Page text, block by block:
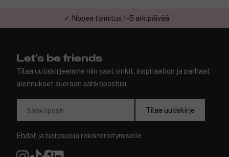
Let's be friends
Tilaa uutiskirjeemme niin saat vinkit, inspiraation ja parhaat
alennukset suoraan sähköpostiisi.
Sähköposti Tilaa uutiskirje
Ehdot ja tietosuoja rekisteröitymiselle